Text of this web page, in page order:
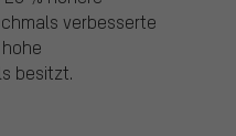
verbesserte
besitzt.